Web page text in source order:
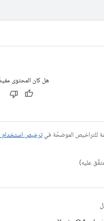
هل كان المحتوى
للتراخيص الموضحّة فيترخيص استخدام